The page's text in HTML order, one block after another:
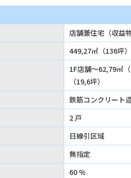
店舗兼住宅（収益物
449,27㎡（136坪）
1F店舗～62,79㎡
（19,6坪）
鉄筋コンクリート
2 戸
日線引区域
無指定
60 %